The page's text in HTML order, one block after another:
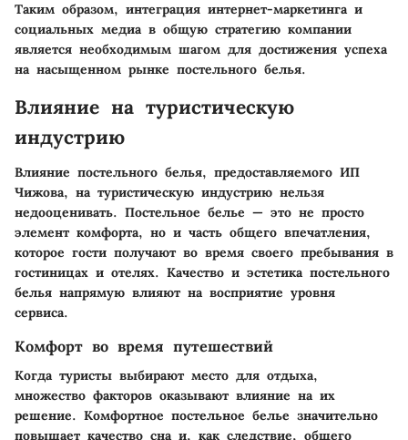
Таким образом, интеграция интернет-маркетинга и
социальных медиа в общую стратегию компании
является необходимым шагом для достижения успеха
на насыщенном рынке постельного белья.
Влияние на туристическую
индустрию
Влияние постельного белья, предоставляемого ИП
Чижова, на туристическую индустрию нельзя
недооценивать. Постельное белье — это не просто
элемент комфорта, но и часть общего впечатления,
которое гости получают во время своего пребывания в
гостиницах и отелях. Качество и эстетика постельного
белья напрямую влияют на восприятие уровня
сервиса.
Комфорт во время путешествий
Когда туристы выбирают место для отдыха,
множество факторов оказывают влияние на их
решение. Комфортное постельное белье значительно
повышает качество сна и, как следствие, общего